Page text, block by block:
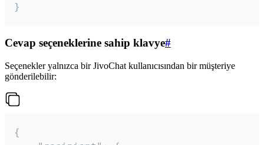
}
Cevap seçeneklerine sahip klavye#
Seçenekler yalnızca bir JivoChat kullanıcısından bir müşteriye
gönderilebilir:
{